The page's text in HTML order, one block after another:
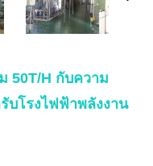
50T/H กับความ
บโรงไฟฟ้าพลังงาน